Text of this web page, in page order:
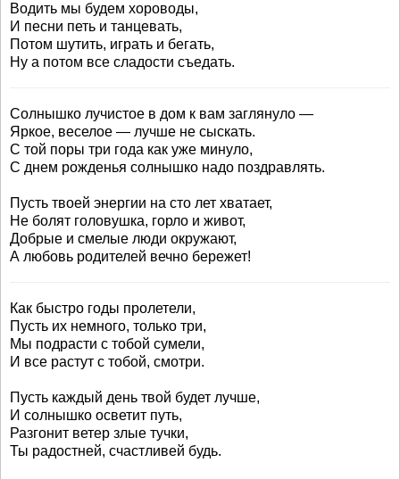
Водить мы будем хороводы,
И песни петь и танцевать,
Потом шутить, играть и бегать,
Ну а потом все сладости съедать.
Солнышко лучистое в дом к вам заглянуло —
Яркое, веселое — лучше не сыскать.
С той поры три года как уже минуло,
С днем рожденья солнышко надо поздравлять.
Пусть твоей энергии на сто лет хватает,
Не болят головушка, горло и живот,
Добрые и смелые люди окружают,
А любовь родителей вечно бережет!
Как быстро годы пролетели,
Пусть их немного, только три,
Мы подрасти с тобой сумели,
И все растут с тобой, смотри.
Пусть каждый день твой будет лучше,
И солнышко осветит путь,
Разгонит ветер злые тучки,
Ты радостней, счастливей будь.